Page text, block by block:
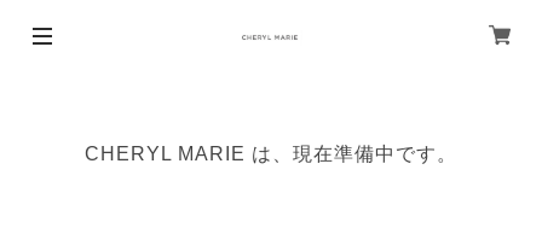
CHERYL MARIE は、現在準備中です。